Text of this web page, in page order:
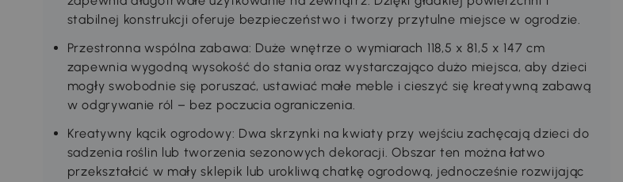
stabilnej konstrukcji oferuje bezpieczeństwo i tworzy przytulne miejsce w ogrodzie.
Przestronna wspólna zabawa: Duże wnętrze o wymiarach 118,5 x 81,5 x 147 cm
zapewnia wygodną wysokość do stania oraz wystarczająco dużo miejsca, aby dzieci
mogły swobodnie się poruszać, ustawiać małe meble i cieszyć się kreatywną zabawą
w odgrywanie ról – bez poczucia ograniczenia.
Kreatywny kącik ogrodowy: Dwa skrzynki na kwiaty przy wejściu zachęcają dzieci do
sadzenia roślin lub tworzenia sezonowych dekoracji. Obszar ten można łatwo
przekształcić w mały sklepik lub urokliwą chatkę ogrodową, jednocześnie rozwijając